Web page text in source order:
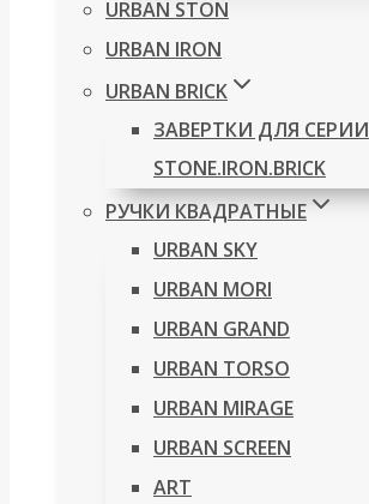
URBAN STON
URBAN IRON
URBAN BRICK
ЗАВЕРТКИ ДЛЯ СЕРИИ
STONE.IRON.BRICK
РУЧКИ КВАДРАТНЫЕ
URBAN SKY
URBAN MORI
URBAN GRAND
URBAN TORSO
URBAN MIRAGE
URBAN SCREEN
ART